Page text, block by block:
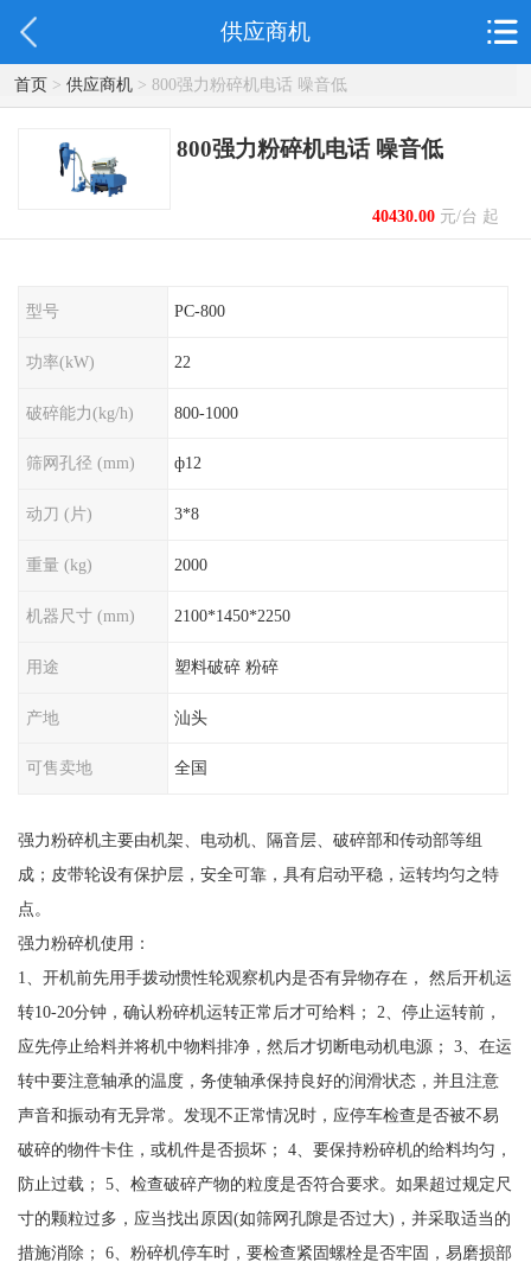
供应商机
首页> 供应商机> 800强力粉碎机电话 噪音低
800强力粉碎机电话 噪音低
40430.00元/台 起
型号 PC-800
功率(kW) 22
破碎能力(kg/h) 800-1000
筛网孔径 (mm) ф12
动刀 (片) 3*8
重量 (kg) 2000
机器尺寸 (mm) 2100*1450*2250
用途 塑料破碎 粉碎
产地 汕头
可售卖地 全国
强力粉碎机主要由机架、电动机、隔音层、破碎部和传动部等组
成；皮带轮设有保护层，安全可靠，具有启动平稳，运转均匀之特
点。
强力粉碎机使用：
1、开机前先用手拨动惯性轮观察机内是否有异物存在， 然后开机运
转10-20分钟，确认粉碎机运转正常后才可给料； 2、停止运转前，
应先停止给料并将机中物料排净，然后才切断电动机电源； 3、在运
转中要注意轴承的温度，务使轴承保持良好的润滑状态，并且注意
声音和振动有无异常。发现不正常情况时，应停车检查是否被不易
破碎的物件卡住，或机件是否损坏； 4、要保持粉碎机的给料均匀，
防止过载； 5、检查破碎产物的粒度是否符合要求。如果超过规定尺
寸的颗粒过多，应当找出原因(如筛网孔隙是否过大)，并采取适当的
措施消除； 6、粉碎机停车时，要检查紧固螺栓是否牢固，易磨损部